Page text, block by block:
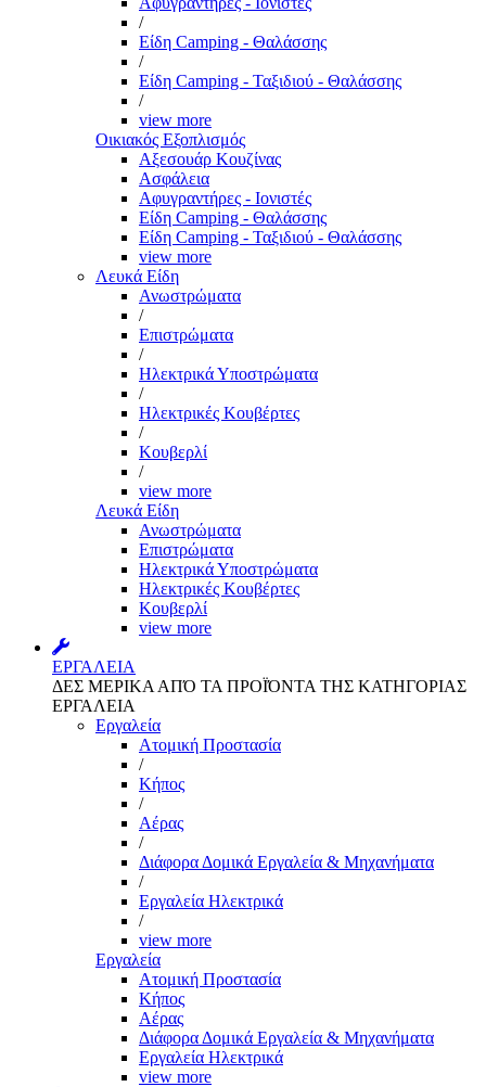
/
Είδη Camping - Θαλάσσης
/
Είδη Camping - Ταξιδιού - Θαλάσσης
/
view more
Οικιακός Εξοπλισμός
Αξεσουάρ Κουζίνας
Ασφάλεια
Αφυγραντήρες - Ιονιστές
Είδη Camping - Θαλάσσης
Είδη Camping - Ταξιδιού - Θαλάσσης
view more
Λευκά Είδη
Ανωστρώματα
/
Επιστρώματα
/
Ηλεκτρικά Υποστρώματα
/
Ηλεκτρικές Κουβέρτες
/
Κουβερλί
/
view more
Λευκά Είδη
Ανωστρώματα
Επιστρώματα
Ηλεκτρικά Υποστρώματα
Ηλεκτρικές Κουβέρτες
Κουβερλί
view more
ΕΡΓΑΛΕΙΑ
ΔΕΣ ΜΕΡΙΚΑ ΑΠΌ ΤΑ ΠΡΟΪΌΝΤΑ ΤΗΣ ΚΑΤΗΓΟΡΙΑΣ
ΕΡΓΑΛΕΙΑ
Εργαλεία
Aτομική Προστασία
/
Kήπος
/
Αέρας
/
Διάφορα Δομικά Εργαλεία & Μηχανήματα
/
Εργαλεία Ηλεκτρικά
/
view more
Εργαλεία
Aτομική Προστασία
Kήπος
Αέρας
Διάφορα Δομικά Εργαλεία & Μηχανήματα
Εργαλεία Ηλεκτρικά
view more